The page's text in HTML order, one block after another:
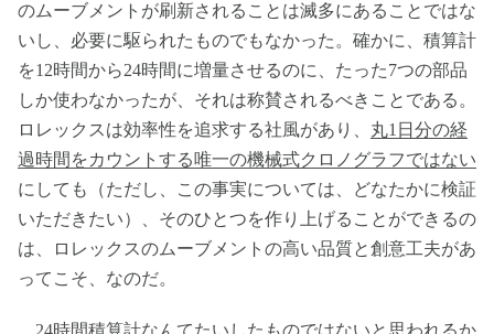
のムーブメントが刷新されることは滅多にあることではな
いし、必要に駆られたものでもなかった。確かに、積算計
を12時間から24時間に増量させるのに、たった7つの部品
しか使わなかったが、それは称賛されるべきことである。
ロレックスは効率性を追求する社風があり、 丸1日分の経
過時間をカウントする唯一の機械式クロノグラフではない
にしても（ただし、この事実については、どなたかに検証
いただきたい）、そのひとつを作り上げることができるの
は、ロレックスのムーブメントの高い品質と創意工夫があ
ってこそ、なのだ。